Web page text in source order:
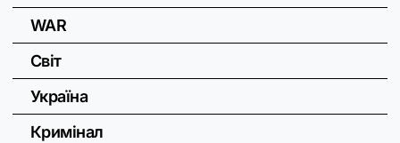
WAR
Світ
Україна
Кримінал